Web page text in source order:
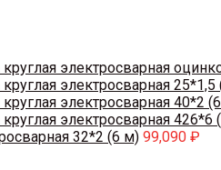
круглая электросварная
круглая электросварная
круглая электросварная 40*2
круглая электросварная 426*6
32*2 (6 м) 99,090 ₽